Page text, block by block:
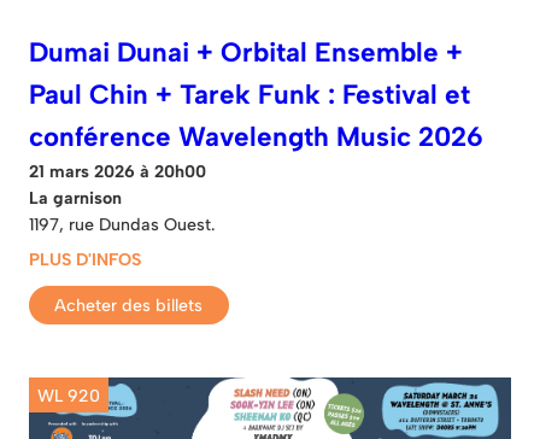
Dumai Dunai + Orbital Ensemble +
Paul Chin + Tarek Funk : Festival et
conférence Wavelength Music 2026
21 mars 2026 à 20h00
La garnison
1197, rue Dundas Ouest.
PLUS D'INFOS
Acheter des billets
WL 920